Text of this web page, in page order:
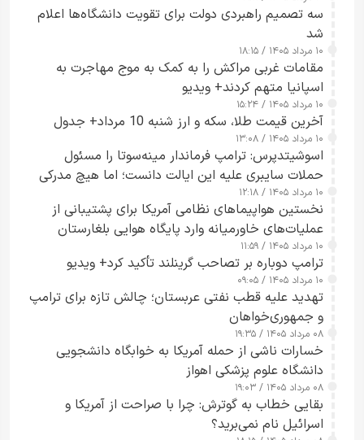
سه تصمیم راهبردی دولت برای تقویت دانشگاه‌ها اعلام
شد
۱۰ مرداد ۱۴۰۵ / ۱۸:۱۵
مقامات غربی مراکش را به کمک به موج مهاجرت به
اسپانیا متهم کردند+ ویدیو
۱۰ مرداد ۱۴۰۵ / ۱۵:۲۴
آخرین قیمت طلا، سکه و ارز شنبه 10 مرداد+ جدول
۱۰ مرداد ۱۴۰۵ / ۱۳:۰۸
اسوشیتدپرس: ترامپ فرماندار مینه‌سوتا را مسئول
حملات سایبری علیه این ایالت دانست؛ اما هیچ مدرکی
ارائه نکرد
۱۰ مرداد ۱۴۰۵ / ۱۲:۱۸
نخستین هواپیماهای نظامی آمریکا برای پشتیبانی از
عملیات‌های خاورمیانه وارد پایگاه هوایی بلغارستان
شدند
۱۰ مرداد ۱۴۰۵ / ۱۱:۵۹
ترامپ دوباره بر تصاحب گرینلند تأکید کرد+ ویدیو
۱۰ مرداد ۱۴۰۵ / ۰۹:۰۵
تهدید علیه قطب نفتی عربستان؛ چالش تازه برای ترامپ
و جمهوری‌خواهان
۰۸ مرداد ۱۴۰۵ / ۱۹:۳۵
خسارات ناشی از حمله آمریکا به خوابگاه دانشجویی
دانشگاه علوم پزشکی اهواز
۰۸ مرداد ۱۴۰۵ / ۱۹:۰۳
بقایی خطاب به گوترش: چرا با صراحت از آمریکا و
اسرائیل نام نمی‌برید؟